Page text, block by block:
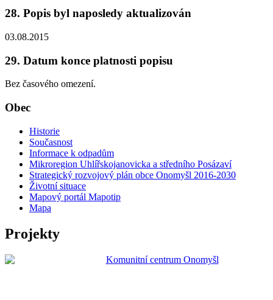
28. Popis byl naposledy aktualizován
03.08.2015
29. Datum konce platnosti popisu
Bez časového omezení.
Obec
Historie
Současnost
Informace k odpadům
Mikroregion Uhlířskojanovicka a středního Posázaví
Strategický rozvojový plán obce Onomyšl 2016-2030
Životní situace
Mapový portál Mapotip
Mapa
Projekty